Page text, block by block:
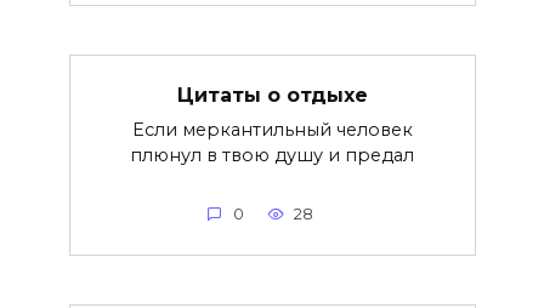
Цитаты о отдыхе
Если меркантильный человек
плюнул в твою душу и предал
0 28